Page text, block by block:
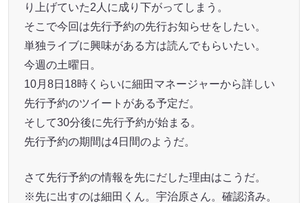
り上げていた2人に成り下がってしまう。
そこで今回は先行予約の先行お知らせをしたい。
単独ライブに興味がある方は読んでもらいたい。
今週の土曜日。
10月8日18時くらいに細田マネージャーから詳しい
先行予約のツイートがある予定だ。
そして30分後に先行予約が始まる。
先行予約の期間は4日間のようだ。
さて先行予約の情報を先にだした理由はこうだ。
※先に出すのは細田くん。宇治原さん。確認済み。